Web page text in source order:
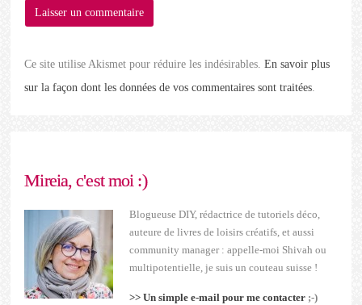
Ce site utilise Akismet pour réduire les indésirables.En savoir plus
sur la façon dont les données de vos commentaires sont traitées.
Mireia, c'est moi :)
Blogueuse DIY, rédactrice de tutoriels déco,
auteure de livres de loisirs créatifs, et aussi
community manager : appelle-moi Shivah ou
multipotentielle, je suis un couteau suisse !
>> Un simple e-mail pour me contacter ;-)